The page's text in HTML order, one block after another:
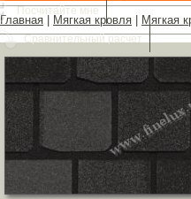
Главная Мягкая кровля Мягкая
Посчитайте мне
Сравнительный расчет